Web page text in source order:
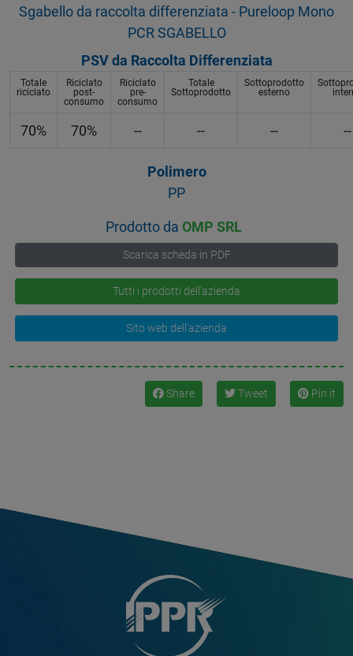
Sgabello da raccolta differenziata - Pureloop Mono
PCR SGABELLO
PSV da Raccolta Differenziata
Totale
riciclato
Riciclato
post-
consumo
Riciclato
pre-
consumo
Totale
Sottoprodotto
Sottoprodotto
esterno
70% 70% -- -- -- --
Polimero
PP
Prodotto da OMP SRL
Scarica scheda in PDF
Tutti i prodotti dell'azienda
Sito web dell'azienda
Share Tweet Pin it